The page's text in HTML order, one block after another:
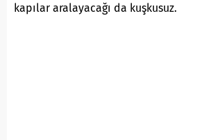
kapılar aralayacağı da kuşkusuz.